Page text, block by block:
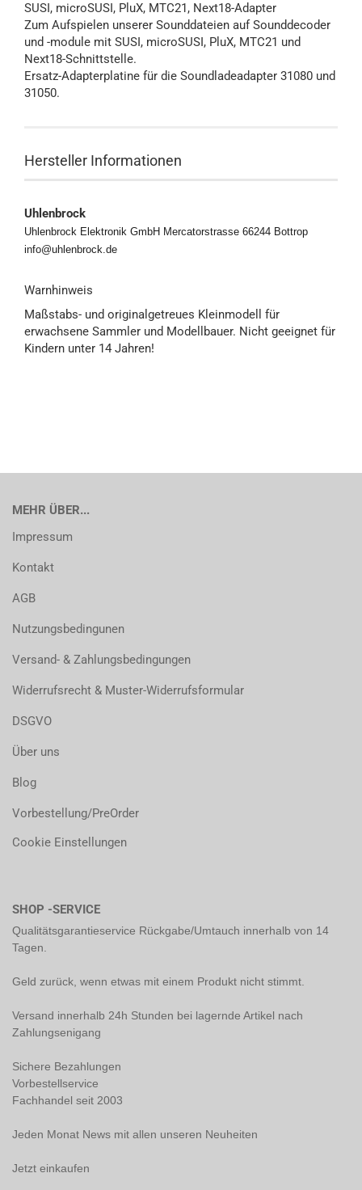
SUSI, microSUSI, PluX, MTC21, Next18-Adapter
Zum Aufspielen unserer Sounddateien auf Sounddecoder
und -module mit SUSI, microSUSI, PluX, MTC21 und
Next18-Schnittstelle.
Ersatz-Adapterplatine für die Soundladeadapter 31080 und
31050.
Hersteller Informationen
Uhlenbrock
Uhlenbrock Elektronik GmbH Mercatorstrasse 66244 Bottrop
info@uhlenbrock.de
Warnhinweis
Maßstabs- und originalgetreues Kleinmodell für
erwachsene Sammler und Modellbauer. Nicht geeignet für
Kindern unter 14 Jahren!
MEHR ÜBER...
Impressum
Kontakt
AGB
Nutzungsbedingunen
Versand- & Zahlungsbedingungen
Widerrufsrecht & Muster-Widerrufsformular
DSGVO
Über uns
Blog
Vorbestellung/PreOrder
Cookie Einstellungen
SHOP -SERVICE
Qualitätsgarantieservice Rückgabe/Umtauch innerhalb von 14
Tagen.
Geld zurück, wenn etwas mit einem Produkt nicht stimmt.
Versand innerhalb 24h Stunden bei lagernde Artikel nach
Zahlungsenigang
Sichere Bezahlungen
Vorbestellservice
Fachhandel seit 2003
Jeden Monat News mit allen unseren Neuheiten
Jetzt einkaufen